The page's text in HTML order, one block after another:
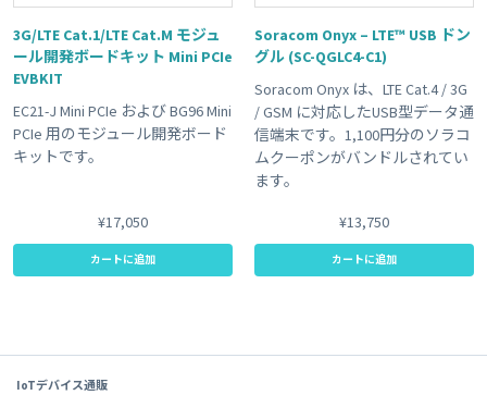
3G/LTE Cat.1/LTE Cat.M モジュ
ール開発ボードキット Mini PCIe
EVBKIT
EC21-J Mini PCIe および BG96 Mini
PCIe 用のモジュール開発ボード
キットです。
¥17,050
カートに追加
Soracom Onyx – LTE™ USB ドン
グル (SC-QGLC4-C1)
Soracom Onyx は、LTE Cat.4 / 3G
/ GSM に対応したUSB型データ通
信端末です。1,100円分のソラコ
ムクーポンがバンドルされてい
ます。
¥13,750
カートに追加
IoTデバイス通販